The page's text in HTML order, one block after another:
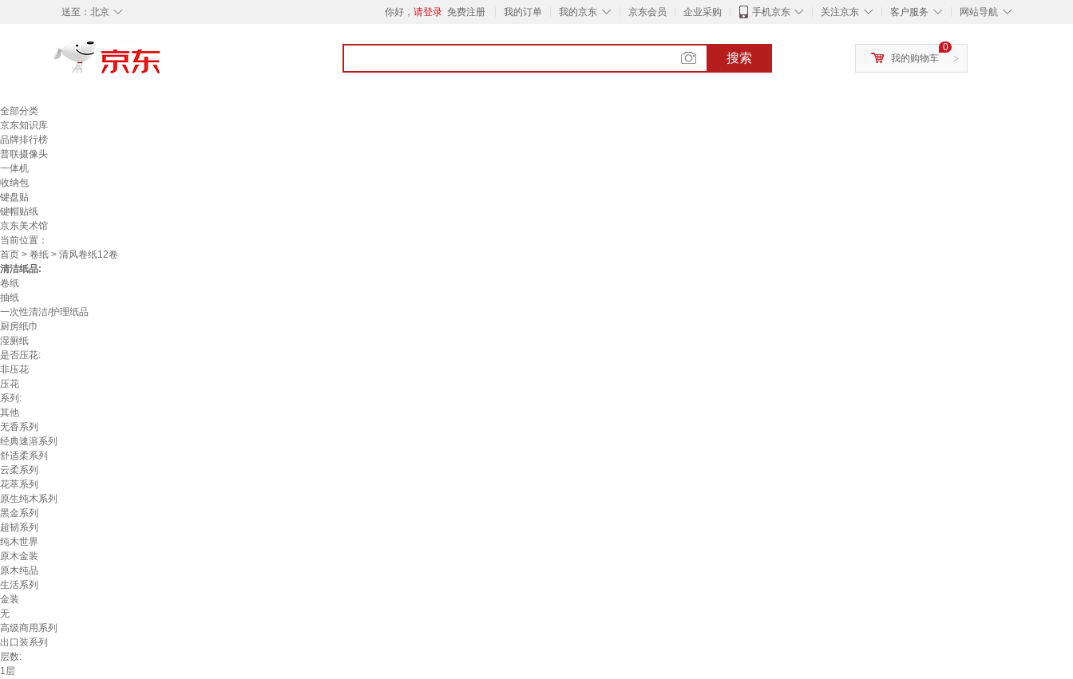
◇
送至： 北京 你好， 请登录 免费注册 我的订单 ◇
我的京东 京东会员 企业采购 ◇
手机京东 ◇
关注京东 ◇
客户服务 ◇
网站导航
搜索 >
0
我的购物车
全部分类
京东知识库
品牌排行榜
普联摄像头
一体机
收纳包
键盘贴
键帽贴纸
京东美术馆
当前位置：
首页 > 卷纸 > 清风卷纸12卷
清洁纸品:
卷纸
抽纸
一次性清洁/护理纸品
厨房纸巾
湿厕纸
是否压花:
非压花
压花
系列:
其他
无香系列
经典速溶系列
舒适柔系列
云柔系列
花萃系列
原生纯木系列
黑金系列
超韧系列
纯木世界
原木金装
原木纯品
生活系列
金装
无
高级商用系列
出口装系列
层数:
1层